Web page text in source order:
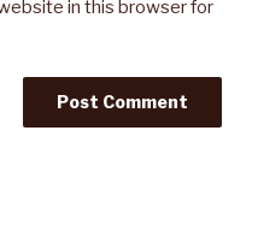
in this browser for